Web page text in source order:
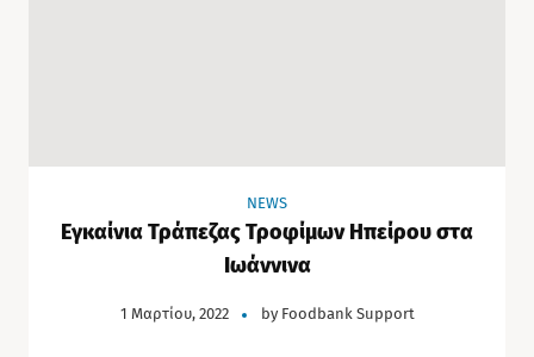
NEWS
Εγκαίνια Τράπεζας Τροφίμων Ηπείρου στα
Ιωάννινα
1 Μαρτίου, 2022 by Foodbank Support